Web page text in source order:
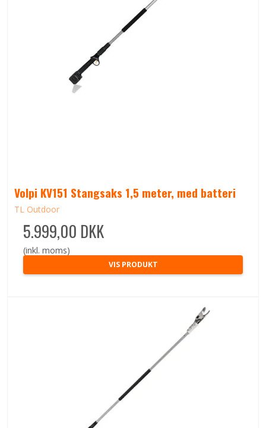
Volpi KV151 Stangsaks 1,5 meter, med batteri
TL Outdoor
5.999,00 DKK
(inkl. moms)
VIS PRODUKT